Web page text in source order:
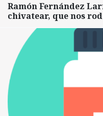
Ramón Fernández
chivatear, que nos